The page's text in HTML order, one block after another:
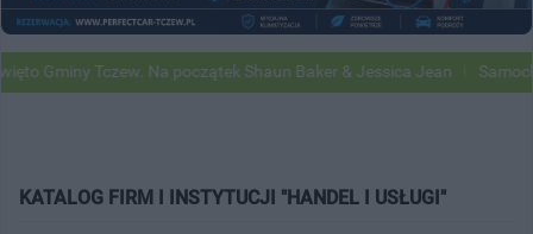
Tczew. Na początek Shaun Baker & Jessica Jean Samochody
KATALOG FIRM I INSTYTUCJI "HANDEL I USŁUGI"